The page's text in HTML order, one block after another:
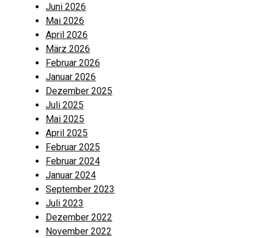
Juni 2026
Mai 2026
April 2026
März 2026
Februar 2026
Januar 2026
Dezember 2025
Juli 2025
Mai 2025
April 2025
Februar 2025
Februar 2024
Januar 2024
September 2023
Juli 2023
Dezember 2022
November 2022